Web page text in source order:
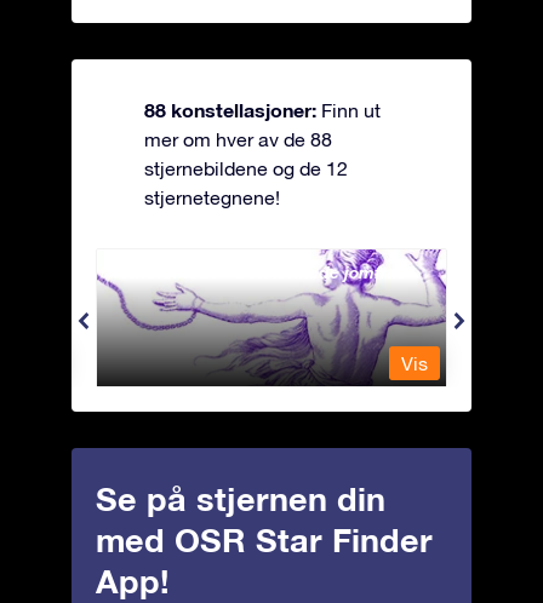
88 konstellasjoner: Finn ut
mer om hver av de 88
stjernebildene og de 12
stjernetegnene!
Andromeda - Den lenkede jomfrua
Vis
Se på stjernen din
med OSR Star Finder
App!